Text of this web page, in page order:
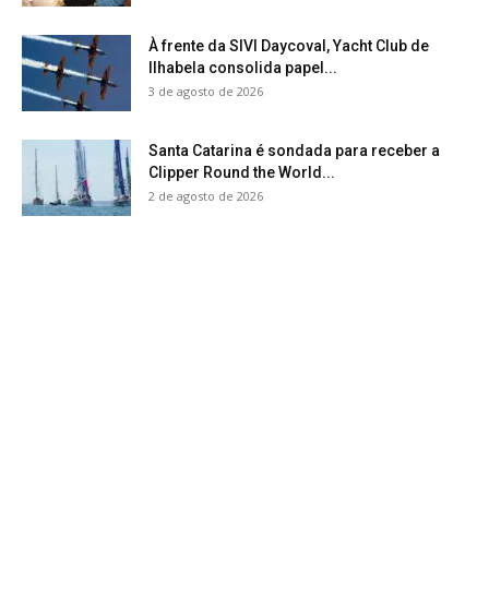
À frente da SIVI Daycoval, Yacht Club de
Ilhabela consolida papel...
3 de agosto de 2026
Santa Catarina é sondada para receber a
Clipper Round the World...
2 de agosto de 2026